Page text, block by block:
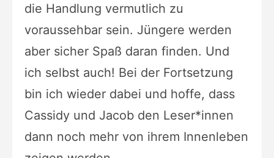
die Handlung vermutlich zu
voraussehbar sein. Jüngere werden
aber sicher Spaß daran finden. Und
ich selbst auch! Bei der Fortsetzung
bin ich wieder dabei und hoffe, dass
Cassidy und Jacob den Leser*innen
dann noch mehr von ihrem Innenleben